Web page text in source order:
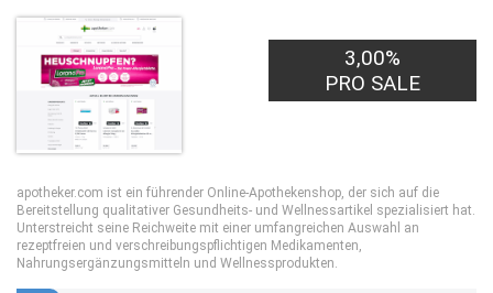
3,00%
PRO SALE
apotheker.com ist ein führender Online-Apothekenshop, der sich auf die
Bereitstellung qualitativer Gesundheits- und Wellnessartikel spezialisiert hat.
Unterstreicht seine Reichweite mit einer umfangreichen Auswahl an
rezeptfreien und verschreibungspflichtigen Medikamenten,
Nahrungsergänzungsmitteln und Wellnessprodukten.